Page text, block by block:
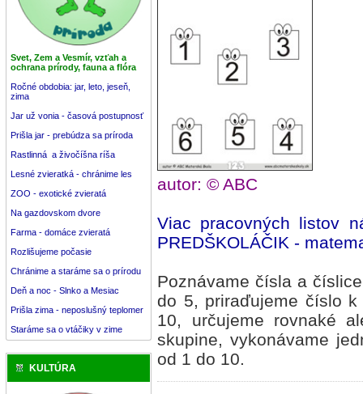
Svet, Zem a Vesmír, vzťah a
ochrana prírody, fauna a flóra
Ročné obdobia: jar, leto, jeseň,
zima
Jar už vonia - časová postupnosť
Prišla jar - prebúdza sa príroda
Rastlinná a živočíšna ríša
Lesné zvieratká - chránime les
ZOO - exotické zvieratá
Na gazdovskom dvore
Farma - domáce zvieratá
Rozlišujeme počasie
Chránime a staráme sa o prírodu
Deň a noc - Slnko a Mesiac
Prišla zima - neposlušný teplomer
Staráme sa o vtáčiky v zime
KULTÚRA
autor: © ABC
Viac pracovných listov
PREDŠKOLÁČIK -
Poznávame čísla a
do 5, priraďujeme číslo
10, určujeme rovnaké
skupine, vykonávame
od 1 do 10.